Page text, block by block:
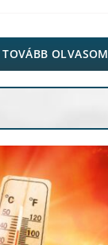
TOVÁBB OLVASOM